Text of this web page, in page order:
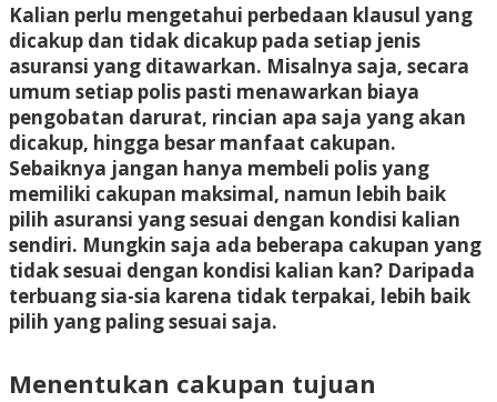
Kalian perlu mengetahui perbedaan klausul yang
dicakup dan tidak dicakup pada setiap jenis
asuransi yang ditawarkan. Misalnya saja, secara
umum setiap polis pasti menawarkan biaya
pengobatan darurat, rincian apa saja yang akan
dicakup, hingga besar manfaat cakupan.
Sebaiknya jangan hanya membeli polis yang
memiliki cakupan maksimal, namun lebih baik
pilih asuransi yang sesuai dengan kondisi kalian
sendiri. Mungkin saja ada beberapa cakupan yang
tidak sesuai dengan kondisi kalian kan? Daripada
terbuang sia-sia karena tidak terpakai, lebih baik
pilih yang paling sesuai saja.
Menentukan cakupan tujuan